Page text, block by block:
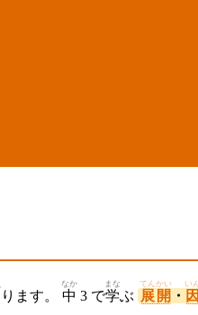
ります。 中
なか
3 で学
まな
ぶ 展開
てんかい
・
い